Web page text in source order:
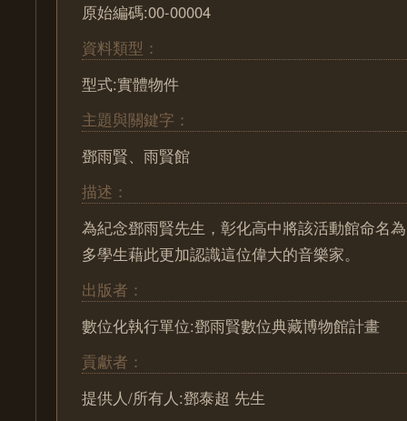
原始編碼:00-00004
資料類型：
型式:實體物件
主題與關鍵字：
鄧雨賢、雨賢館
描述：
為紀念鄧雨賢先生，彰化高中將該活動館命名
多學生藉此更加認識這位偉大的音樂家。
出版者：
數位化執行單位:鄧雨賢數位典藏博物館計畫
貢獻者：
提供人/所有人:鄧泰超 先生